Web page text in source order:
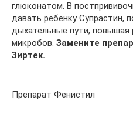
глюконатом. В
давать ребёнку Супрастин,
дыхательные пути, повышая
микробов. Замените
Зиртек.
Препарат Фенистил